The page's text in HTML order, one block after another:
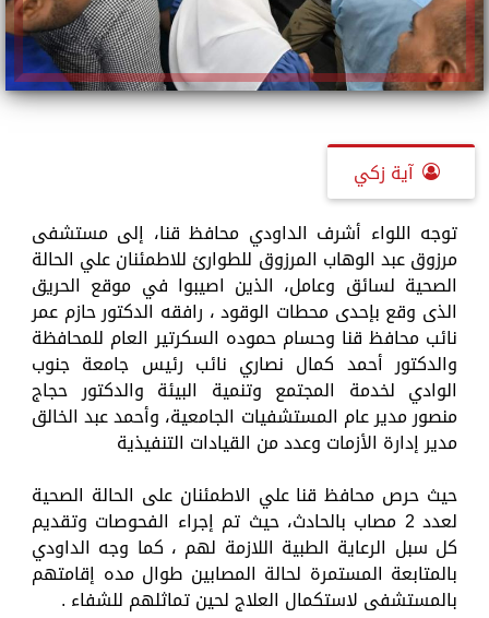
آية زكي
توجه اللواء أشرف الداودي محافظ قنا، إلى مستشفى
مرزوق عبد الوهاب المرزوق للطوارئ للاطمئنان علي الحالة
الصحية لسائق وعامل، الذين اصيبوا في موقع الحريق
الذى وقع بإحدى محطات الوقود ، رافقه الدكتور حازم عمر
نائب محافظ قنا وحسام حموده السكرتير العام للمحافظة
والدكتور أحمد كمال نصاري نائب رئيس جامعة جنوب
الوادي لخدمة المجتمع وتنمية البيئة والدكتور حجاج
منصور مدير عام المستشفيات الجامعية، وأحمد عبد الخالق
مدير إدارة الأزمات وعدد من القيادات التنفيذية
حيث حرص محافظ قنا علي الاطمئنان على الحالة الصحية
لعدد 2 مصاب بالحادث، حيث تم إجراء الفحوصات وتقديم
كل سبل الرعاية الطبية اللازمة لهم ، كما وجه الداودي
بالمتابعة المستمرة لحالة المصابين طوال مده إقامتهم
بالمستشفى لاستكمال العلاج لحين تماثلهم للشفاء .